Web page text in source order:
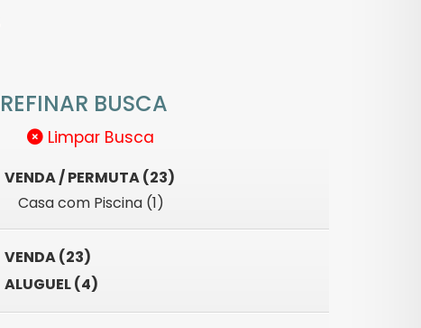
REFINAR BUSCA
Limpar Busca
VENDA / PERMUTA (23)
Casa com Piscina (1)
VENDA (23)
ALUGUEL (4)